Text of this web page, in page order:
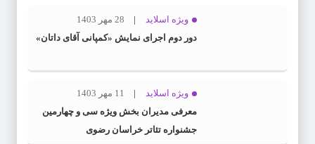
ویژه اسلاید
28 مهر 1403
دور دوم اجرای نمایش «کمپانی آقای داتان»
ویژه اسلاید
11 مهر 1403
معرفی مدیران بخش ویژه سی و چهارمین
جشنواره تئاتر خراسان رضوی